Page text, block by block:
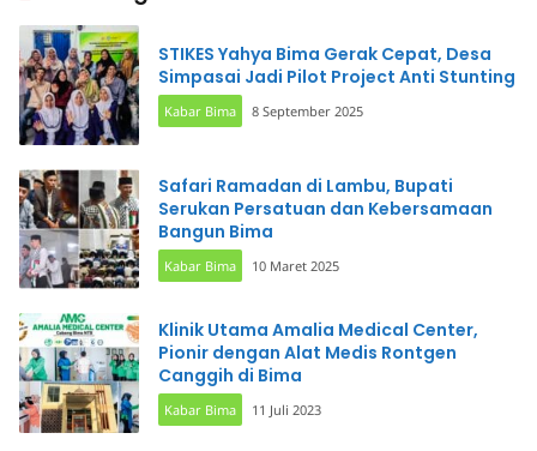
STIKES Yahya Bima Gerak Cepat, Desa
Simpasai Jadi Pilot Project Anti Stunting
Kabar Bima 8 September 2025
Safari Ramadan di Lambu, Bupati
Serukan Persatuan dan Kebersamaan
Bangun Bima
Kabar Bima 10 Maret 2025
Klinik Utama Amalia Medical Center,
Pionir dengan Alat Medis Rontgen
Canggih di Bima
Kabar Bima 11 Juli 2023